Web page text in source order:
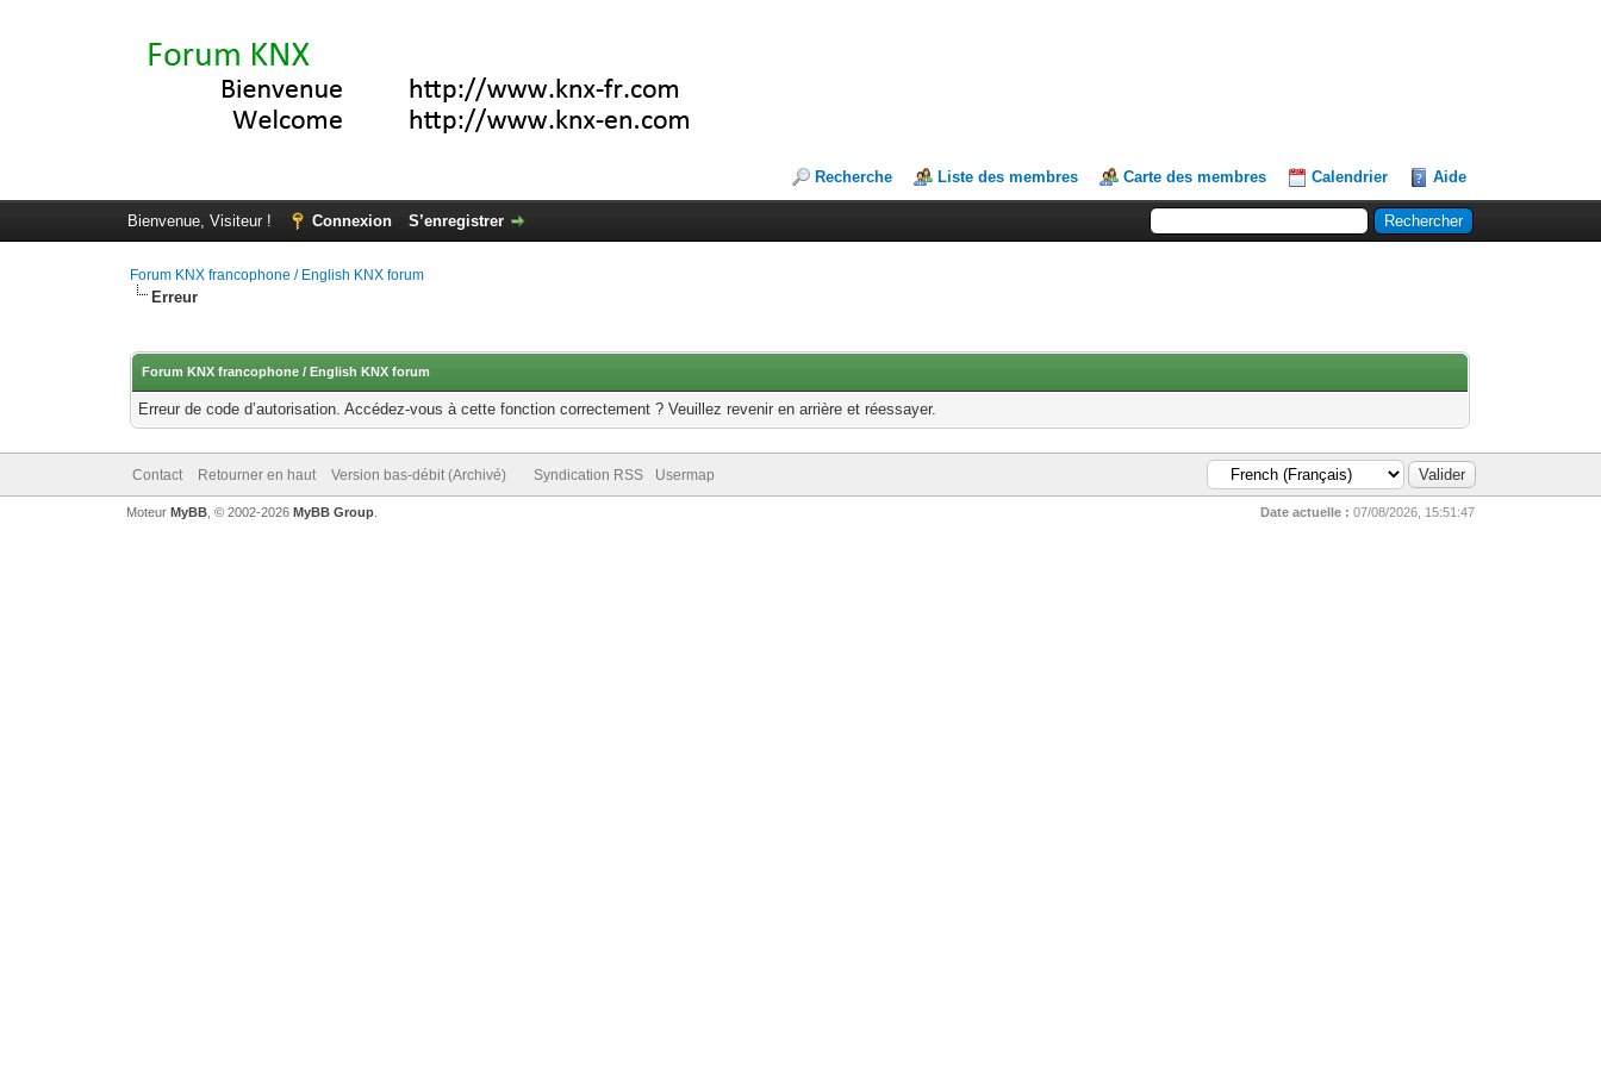
Recherche Liste des membres Carte des membres Calendrier Aide
Bienvenue, Visiteur ! Connexion S’enregistrer
Forum KNX francophone / English KNX forum
Erreur
Forum KNX francophone / English KNX forum
Erreur de code d’autorisation. Accédez-vous à cette fonction correctement ? Veuillez revenir en arrière et réessayer.
Contact Retourner en haut Version bas-débit (Archivé) Syndication RSS Usermap
Date actuelle : 07/08/2026, 15:51:47
Moteur MyBB, © 2002-2026 MyBB Group.